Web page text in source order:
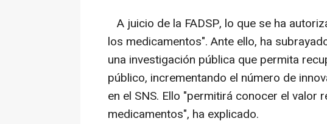
A juicio de la FADSP, lo que se ha
los medicamentos". Ante ello, ha
una investigación pública que permita
público, incrementando el número de
en el SNS. Ello "permitirá conocer el valor
medicamentos", ha explicado.